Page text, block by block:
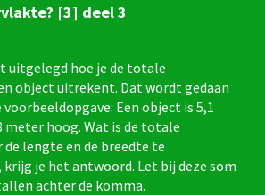
[3] deel 3
uitgelegd hoe je de totale
object uitrekent. Dat wordt gedaan
voorbeeldopgave: Een object is 5,1
meter hoog. Wat is de totale
lengte en de breedte te
je het antwoord. Let bij deze som
achter de komma.